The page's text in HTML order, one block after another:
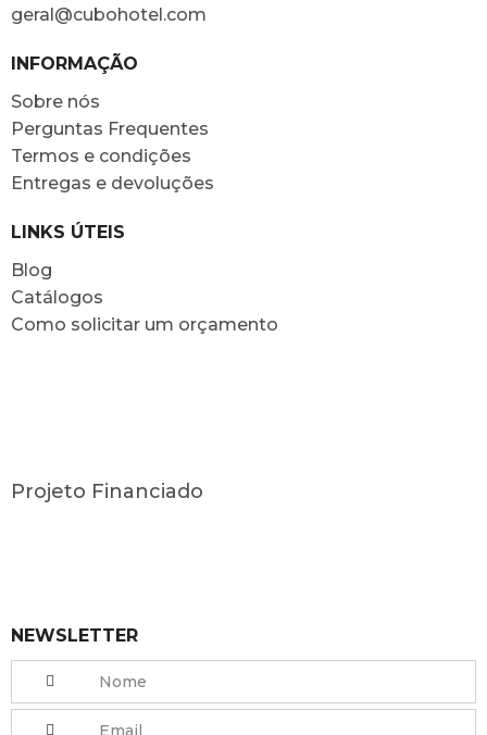
geral@cubohotel.com
INFORMAÇÃO
Sobre nós
Perguntas Frequentes
Termos e condições
Entregas e devoluções
LINKS ÚTEIS
Blog
Catálogos
Como solicitar um orçamento
Projeto Financiado
NEWSLETTER